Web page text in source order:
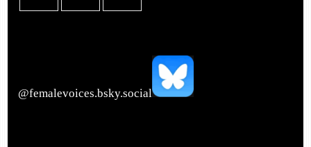
‪@femalevoices.bsky.social‬